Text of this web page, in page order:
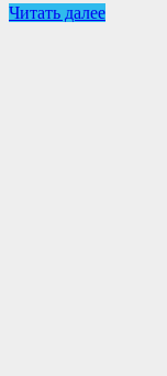
Читать далее